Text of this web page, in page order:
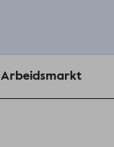
Arbeidsmarkt